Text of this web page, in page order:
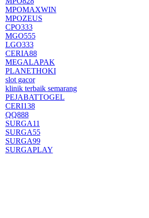
MPOMAXWIN
MPOZEUS
CPO333
MGO555
LGO333
CERIA88
MEGALAPAK
PLANETHOKI
slot gacor
klinik terbaik semarang
PEJABATTOGEL
CERI138
QQ888
SURGA11
SURGA55
SURGA99
SURGAPLAY